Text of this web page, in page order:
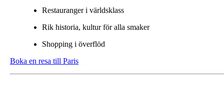
Restauranger i världsklass
Rik historia, kultur för alla smaker
Shopping i överflöd
Boka en resa till Paris